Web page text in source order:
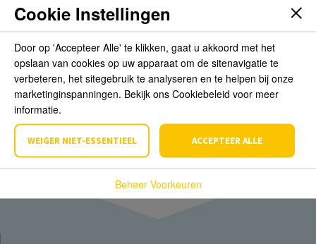
Beoordelingen
Schrijf de eerste review over dit product
Schrijf een beoordeling
Cookie Instellingen
Door op 'Accepteer Alle' te klikken, gaat u akkoord met het
opslaan van cookies op uw apparaat om de sitenavigatie te
verbeteren, het sitegebruik te analyseren en te helpen bij onze
marketinginspanningen. Bekijk ons Cookiebeleid voor meer
informatie.
WEIGER NIET-ESSENTIEEL ACCEPTEER ALLE
Beheer Voorkeuren